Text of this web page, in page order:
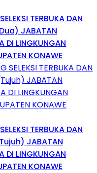
TERBUKA DAN
JABATAN
DI LINGKUNGAN
KONAWE
TERBUKA DAN
JABATAN
DI LINGKUNGAN
KONAWE